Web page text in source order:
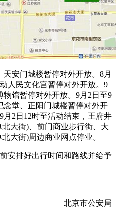
安门城楼暂停对外开放。8月
人民文化宫暂停对外开放。9
物馆暂停对外开放。9月2日至9
念堂、正阳门城楼暂停对外开
2日12时至活动结束，王府井
大街)、前门商业步行街、大
大街)周边商业网点停业。
排好出行时间和路线并给予
北京市公安局